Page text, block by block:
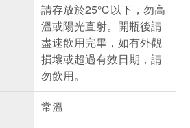
請存放於25℃以下，勿高
溫或陽光直射。開瓶後請
盡速飲用完畢，如有外觀
損壞或超過有效日期，請
勿飲用。
常溫